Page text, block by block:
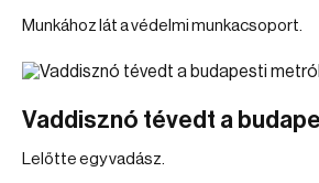
Munkához lát a védelmi munkacsoport.
Vaddisznó tévedt a
Lelőtte egy vadász.